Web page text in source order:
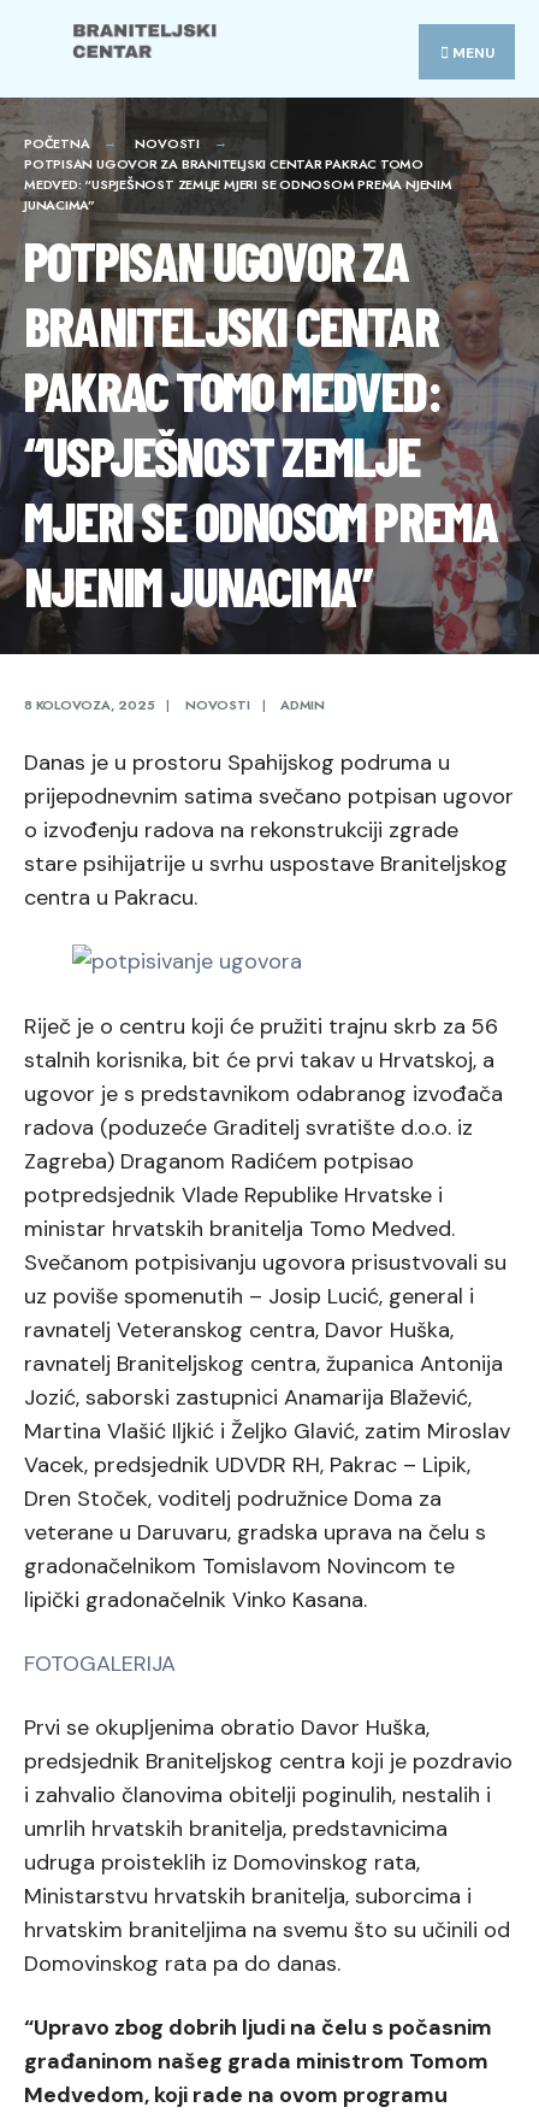
content
MENU
POČETNA
NOVOSTI
POTPISAN UGOVOR ZA BRANITELJSKI CENTAR PAKRAC TOMO
MEDVED: “USPJEŠNOST ZEMLJE MJERI SE ODNOSOM PREMA NJENIM
JUNACIMA”
POTPISAN UGOVOR ZA
BRANITELJSKI CENTAR
PAKRAC TOMO MEDVED:
“USPJEŠNOST ZEMLJE
MJERI SE ODNOSOM PREMA
NJENIM JUNACIMA”
8 KOLOVOZA, 2025 | NOVOSTI | ADMIN
Danas je u prostoru Spahijskog podruma u
prijepodnevnim satima svečano potpisan ugovor
o izvođenju radova na rekonstrukciji zgrade
stare psihijatrije u svrhu uspostave Braniteljskog
centra u Pakracu.
Riječ je o centru koji će pružiti trajnu skrb za 56
stalnih korisnika, bit će prvi takav u Hrvatskoj, a
ugovor je s predstavnikom odabranog izvođača
radova (poduzeće Graditelj svratište d.o.o. iz
Zagreba) Draganom Radićem potpisao
potpredsjednik Vlade Republike Hrvatske i
ministar hrvatskih branitelja Tomo Medved.
Svečanom potpisivanju ugovora prisustvovali su
uz poviše spomenutih – Josip Lucić, general i
ravnatelj Veteranskog centra, Davor Huška,
ravnatelj Braniteljskog centra, županica Antonija
Jozić, saborski zastupnici Anamarija Blažević,
Martina Vlašić Iljkić i Željko Glavić, zatim Miroslav
Vacek, predsjednik UDVDR RH, Pakrac – Lipik,
Dren Stoček, voditelj podružnice Doma za
veterane u Daruvaru, gradska uprava na čelu s
gradonačelnikom Tomislavom Novincom te
lipički gradonačelnik Vinko Kasana.
FOTOGALERIJA
Prvi se okupljenima obratio Davor Huška,
predsjednik Braniteljskog centra koji je pozdravio
i zahvalio članovima obitelji poginulih, nestalih i
umrlih hrvatskih branitelja, predstavnicima
udruga proisteklih iz Domovinskog rata,
Ministarstvu hrvatskih branitelja, suborcima i
hrvatskim braniteljima na svemu što su učinili od
Domovinskog rata pa do danas.
“Upravo zbog dobrih ljudi na čelu s počasnim
građaninom našeg grada ministrom Tomom
Medvedom, koji rade na ovom programu
for: